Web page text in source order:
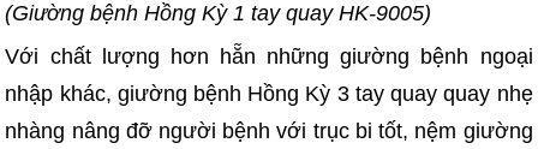
(Giường bệnh Hồng Kỳ 1 tay quay HK-9005)
Với chất lượng hơn hẵn những giường bệnh ngoại
nhập khác, giường bệnh Hồng Kỳ 3 tay quay quay nhẹ
nhàng nâng đỡ người bệnh với trục bi tốt, nệm giường